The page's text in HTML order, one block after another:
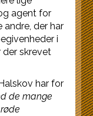
agent for
andre, der har
i
der skrevet
har for
de mange